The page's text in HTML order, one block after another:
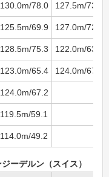
130.0m/78.0 127.5m/73.5
125.5m/69.9 127.0m/72.6
128.5m/75.3 122.0m/63.6
123.0m/65.4 124.0m/67.2
124.0m/67.2
119.5m/59.1
114.0m/49.2
ーデルン（スイス）